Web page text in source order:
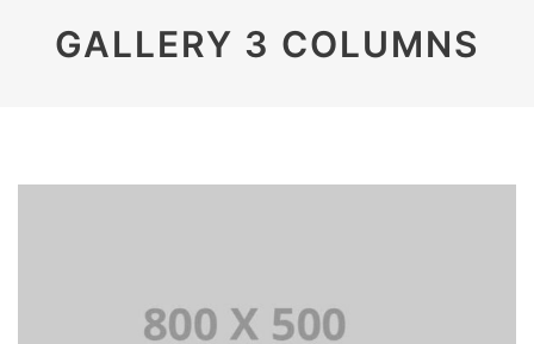
GALLERY 3 COLUMNS